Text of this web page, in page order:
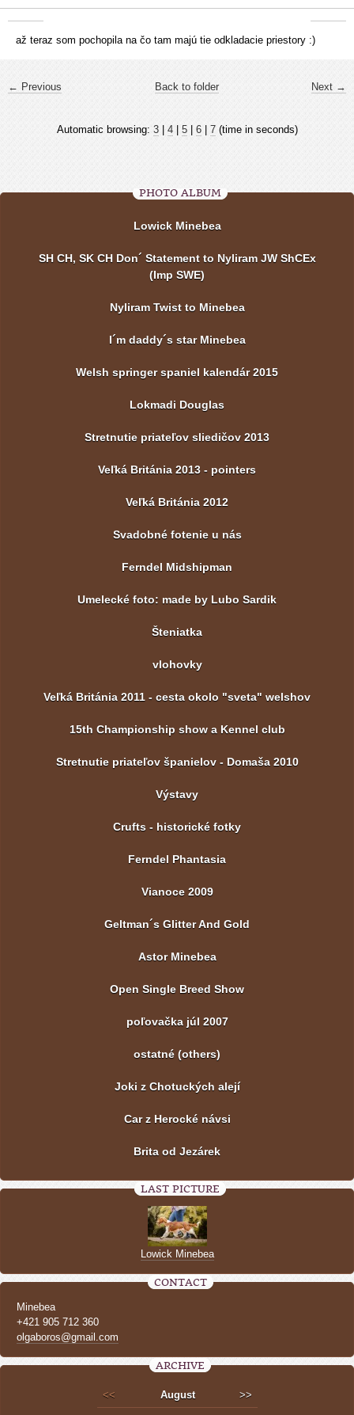
až teraz som pochopila na čo tam majú tie odkladacie priestory :)
← Previous Next →
Back to folder
Automatic browsing: 3| 4| 5| 6| 7(time in seconds)
PHOTO ALBUM
Lowick Minebea
SH CH, SK CH Don´ Statement to Nyliram JW ShCEx
(Imp SWE)
Nyliram Twist to Minebea
I´m daddy´s star Minebea
Welsh springer spaniel kalendár 2015
Lokmadi Douglas
Stretnutie priateľov sliedičov 2013
Veľká Británia 2013 - pointers
Veľká Británia 2012
Svadobné fotenie u nás
Ferndel Midshipman
Umelecké foto: made by Lubo Sardik
Šteniatka
vlohovky
Veľká Británia 2011 - cesta okolo "sveta" welshov
15th Championship show a Kennel club
Stretnutie priateľov španielov - Domaša 2010
Výstavy
Crufts - historické fotky
Ferndel Phantasia
Vianoce 2009
Geltman´s Glitter And Gold
Astor Minebea
Open Single Breed Show
poľovačka júl 2007
ostatné (others)
Joki z Chotuckých alejí
Car z Herocké návsi
Brita od Jezárek
LAST PICTURE
Lowick Minebea
CONTACT
Minebea
+421 905 712 360
olgaboros@gmail.com
ARCHIVE
<< August >>